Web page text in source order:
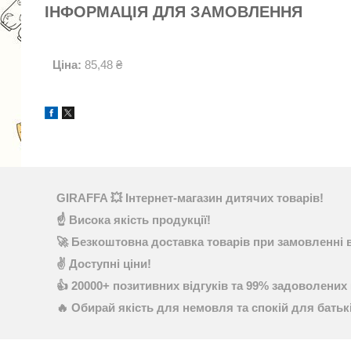
ІНФОРМАЦІЯ ДЛЯ ЗАМОВЛЕННЯ
Ціна: 85,48 ₴
GIRAFFA 💥 Інтернет-магазин дитячих товарів!
☝ Висока якість продукції!
🚀 Безкоштовна доставка товарів при замовленні
✌ Доступні ціни!
👍 20000+ позитивних відгуків та 99% задоволених
🔥 Обирай якість для немовля та спокій для